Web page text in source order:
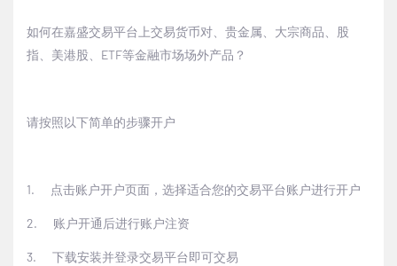
如何在嘉盛交易平台上交易货币对、贵金属、大宗商品、股
指、美港股、 ETF等金融市场场外产品？
请按照以下简单的步骤开户
1. 点击账户开户页面 ，选择适合您的交易平台账户进行开户
2. 账户开通后进行账户注资
3. 下载安装并登录交易平台即可交易